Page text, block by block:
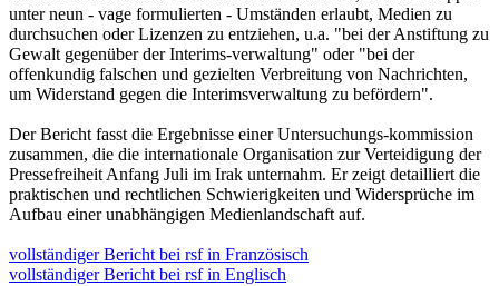
unter neun - vage formulierten - Umständen erlaubt, Medien zu
durchsuchen oder Lizenzen zu entziehen, u.a. "bei der Anstiftung zu
Gewalt gegenüber der Interims-verwaltung" oder "bei der
offenkundig falschen und gezielten Verbreitung von Nachrichten,
um Widerstand gegen die Interimsverwaltung zu befördern".
Der Bericht fasst die Ergebnisse einer Untersuchungs-kommission
zusammen, die die internationale Organisation zur Verteidigung der
Pressefreiheit Anfang Juli im Irak unternahm. Er zeigt detailliert die
praktischen und rechtlichen Schwierigkeiten und Widersprüche im
Aufbau einer unabhängigen Medienlandschaft auf.
vollständiger Bericht bei rsf in Französisch
vollständiger Bericht bei rsf in Englisch